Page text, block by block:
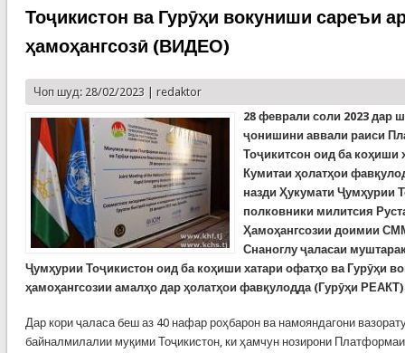
Тоҷикистон ва Гурӯҳи вокуниши сареъи
ҳамоҳангсозӣ (ВИДЕО)
Чоп шуд: 28/02/2023 | redaktor
28 феврали соли 2023 дар
ҷонишини аввали раиси
Тоҷикитсон оид ба коҳиши
Кумитаи ҳолатҳои
назди Ҳукумати Ҷумҳурии
полковники милитсия
Ҳамоҳангсозии доимии
Снаноглу ҷаласаи
Ҷумҳурии Тоҷикистон оид ба коҳиши хатари офатҳо ва Гурӯҳи
ҳамоҳангсозии амалҳо дар ҳолатҳои фавқулодда (Гурӯҳи
Дар кори ҷаласа беш аз 40 нафар роҳбарон ва намояндагони
байналмилалии муқими Тоҷикистон, ки ҳамчун нозирони